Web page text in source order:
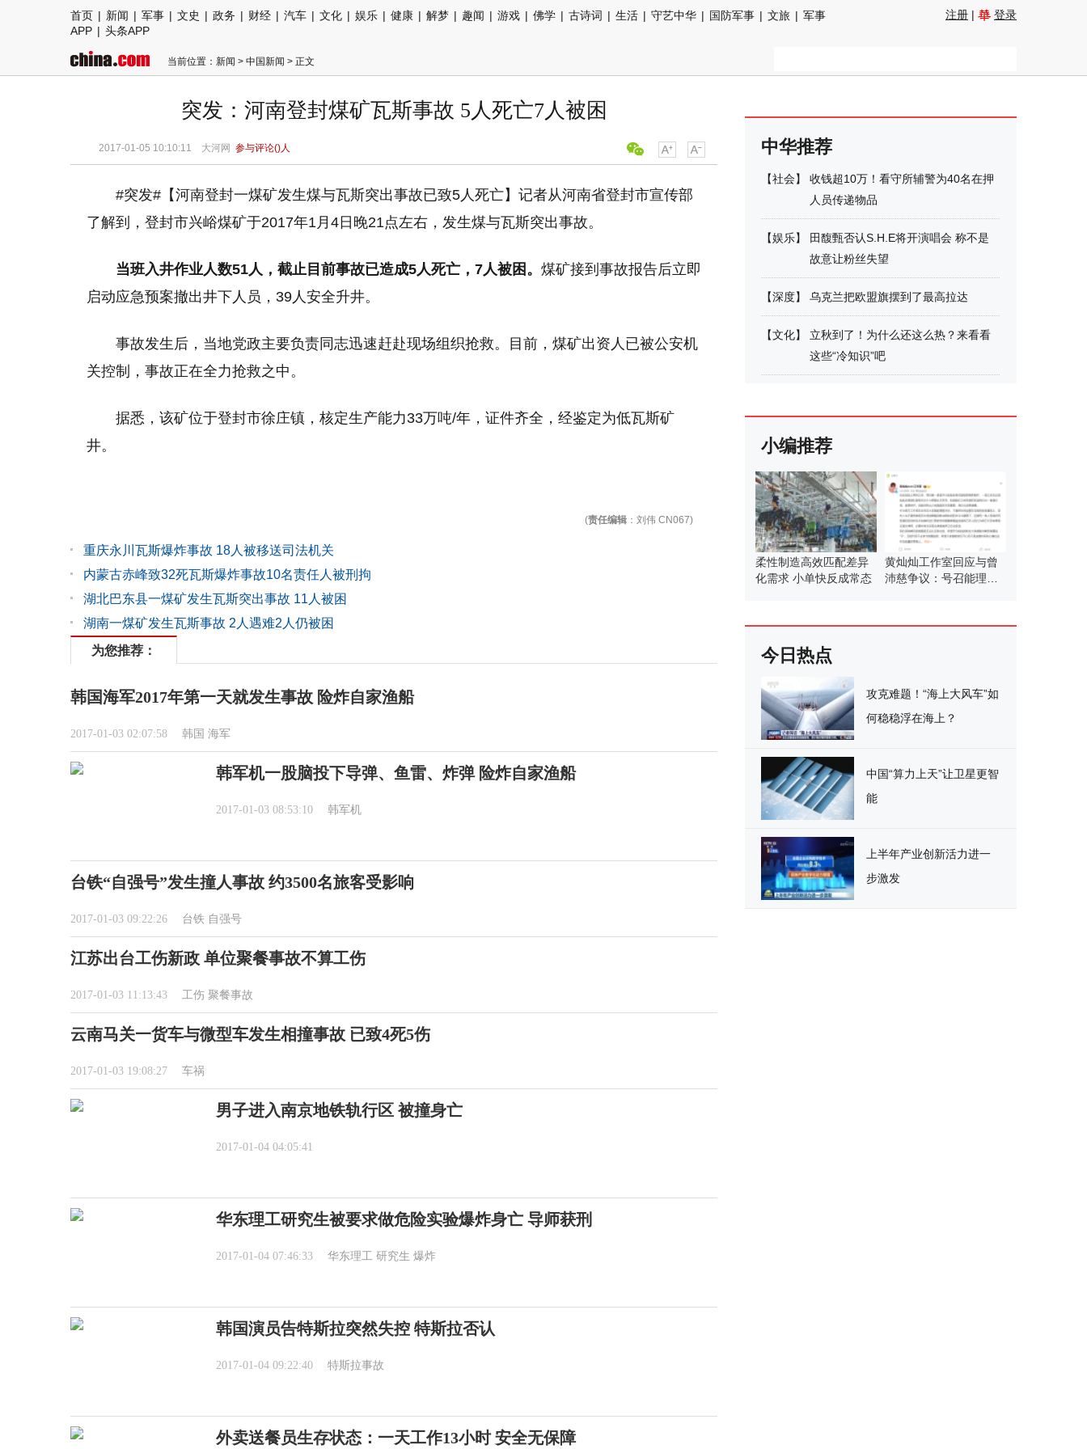
首页 | 新闻 | 军事 | 文史 | 政务 | 财经 | 汽车 | 文化 | 娱乐 | 健康 | 解梦 | 趣闻 | 游戏 | 佛学 | 古诗词 | 生活 | 守艺中华 | 国防军事 | 文旅 | 军事
APP | 头条APP
注册 | 登录
当前位置： 新闻 > 中国新闻 > 正文
突发：河南登封煤矿瓦斯事故 5人死亡7人被困
2017-01-05 10:10:11 大河网 参与评论()人
#突发#【河南登封一煤矿发生煤与瓦斯突出事故已致5人死亡】记者从河南省登封市宣传部
了解到，登封市兴峪煤矿于2017年1月4日晚21点左右，发生煤与瓦斯突出事故。
当班入井作业人数51人， 截止目前事故已造成5人死亡，7人被困。 煤矿接到事故报告后立即
启动应急预案撤出井下人员，39人安全升井。
事故发生后，当地党政主要负责同志迅速赶赴现场组织抢救。目前，煤矿出资人已被公安机
关控制，事故正在全力抢救之中。
据悉，该矿位于登封市徐庄镇，核定生产能力33万吨/年，证件齐全，经鉴定为低瓦斯矿
井。
(责任编辑 ：刘伟 CN067)
重庆永川瓦斯爆炸事故 18人被移送司法机关
内蒙古赤峰致32死瓦斯爆炸事故10名责任人被刑拘
湖北巴东县一煤矿发生瓦斯突出事故 11人被困
湖南一煤矿发生瓦斯事故 2人遇难2人仍被困
为您推荐：
韩国海军2017年第一天就发生事故 险炸自家渔船
2017-01-03 02:07:58 韩国 海军
韩军机一股脑投下导弹、鱼雷、炸弹 险炸自家渔船
2017-01-03 08:53:10 韩军机
台铁“自强号”发生撞人事故 约3500名旅客受影响
2017-01-03 09:22:26 台铁 自强号
江苏出台工伤新政 单位聚餐事故不算工伤
2017-01-03 11:13:43 工伤 聚餐事故
云南马关一货车与微型车发生相撞事故 已致4死5伤
2017-01-03 19:08:27 车祸
男子进入南京地铁轨行区 被撞身亡
2017-01-04 04:05:41
华东理工研究生被要求做危险实验爆炸身亡 导师获刑
2017-01-04 07:46:33 华东理工 研究生 爆炸
韩国演员告特斯拉突然失控 特斯拉否认
2017-01-04 09:22:40 特斯拉事故
外卖送餐员生存状态：一天工作13小时 安全无保障
中华推荐
【社会】
收钱超10万！看守所辅警为40名在押
人员传递物品
【娱乐】
田馥甄否认S.H.E将开演唱会 称不是
故意让粉丝失望
【深度】 乌克兰把欧盟旗摆到了最高拉达
【文化】
立秋到了！为什么还这么热？来看看
这些“冷知识”吧
小编推荐
柔性制造高效匹配差异
化需求 小单快反成常态
黄灿灿工作室回应与曾
沛慈争议：号召能理智
今日热点
攻克难题！“海上大风车”如
何稳稳浮在海上？
中国“算力上天”让卫星更智
能
上半年产业创新活力进一
步激发